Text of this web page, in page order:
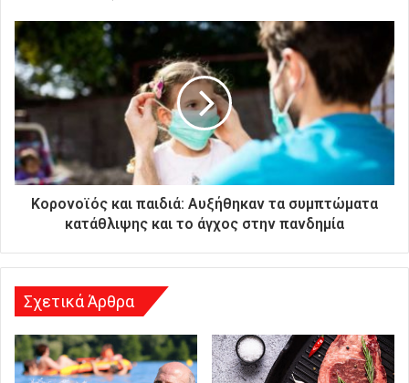
ν
ι
κ
ή
α
ς
δ
ι
υ
η
Κορονοϊός και παιδιά: Αυξήθηκαν τα συμπτώματα
κατάθλιψης και το άγχος στην πανδημία
Σχετικά Άρθρα